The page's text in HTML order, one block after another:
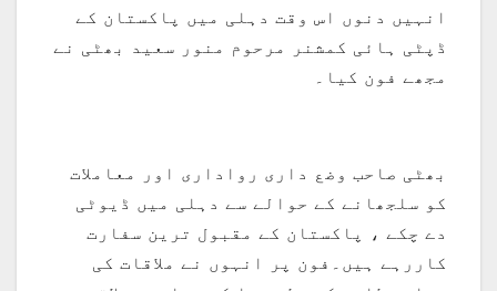
انہیں دنوں اس وقت دہلی میں پاکستان کے
ڈپٹی ہائی کمشنر مرحوم منور سعید بھٹی نے
مجھے فون کیا۔
بھٹی صاحب وضع داری رواداری اور معاملات
کو سلجھانے کے حوالے سے دہلی میں ڈیوٹی
دے چکے ، پاکستان کے مقبول ترین سفارت
کاررہے ہیں۔فون پر انہوں نے ملاقات کی